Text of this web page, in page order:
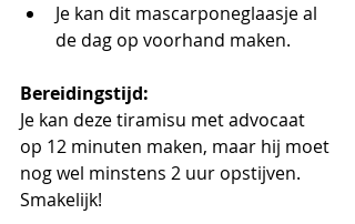
Je kan dit mascarponeglaasje al
de dag op voorhand maken.
Bereidingstijd:
Je kan deze tiramisu met advocaat
op 12 minuten maken, maar hij moet
nog wel minstens 2 uur opstijven.
Smakelijk!